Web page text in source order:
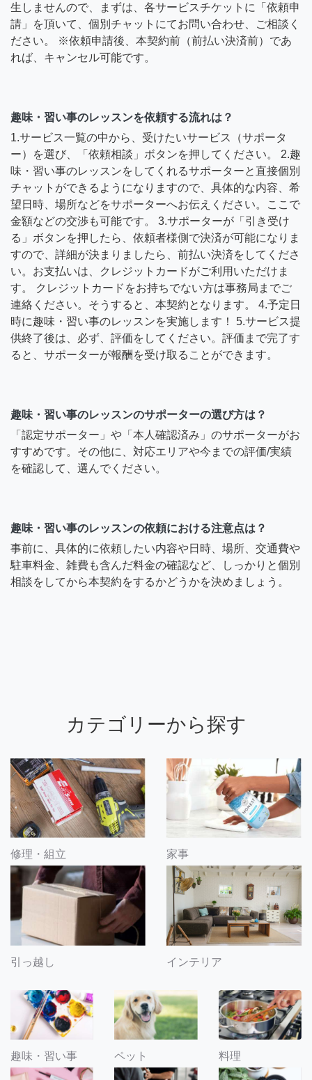
生しませんので、まずは、各サービスチケットに「依頼申
請」を頂いて、個別チャットにてお問い合わせ、ご相談く
ださい。 ※依頼申請後、本契約前（前払い決済前）であ
れば、キャンセル可能です。
趣味・習い事のレッスンを依頼する流れは？
1.サービス一覧の中から、受けたいサービス（サポータ
ー）を選び、「依頼相談」ボタンを押してください。 2.趣
味・習い事のレッスンをしてくれるサポーターと直接個別
チャットができるようになりますので、具体的な内容、希
望日時、場所などをサポーターへお伝えください。ここで
金額などの交渉も可能です。 3.サポーターが「引き受け
る」ボタンを押したら、依頼者様側で決済が可能になりま
すので、詳細が決まりましたら、前払い決済をしてくださ
い。お支払いは、クレジットカードがご利用いただけま
す。 クレジットカードをお持ちでない方は事務局までご
連絡ください。そうすると、本契約となります。 4.予定日
時に趣味・習い事のレッスンを実施します！ 5.サービス提
供終了後は、必ず、評価をしてください。評価まで完了す
ると、サポーターが報酬を受け取ることができます。
趣味・習い事のレッスンのサポーターの選び方は？
「認定サポーター」や「本人確認済み」のサポーターがお
すすめです。その他に、対応エリアや今までの評価/実績
を確認して、選んでください。
趣味・習い事のレッスンの依頼における注意点は？
事前に、具体的に依頼したい内容や日時、場所、交通費や
駐車料金、雑費も含んだ料金の確認など、しっかりと個別
相談をしてから本契約をするかどうかを決めましょう。
カテゴリーから探す
修理・組立 家事
引っ越し インテリア
趣味・習い事 ペット 料理